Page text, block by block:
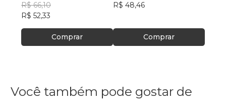
R$ 66,10
R$ 52,33
Comprar
R$ 48,46
Comprar
Você também pode gostar de